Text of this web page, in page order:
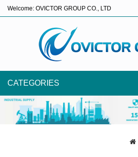
Welcome: OVICTOR GROUP CO., LTD
CATEGORIES